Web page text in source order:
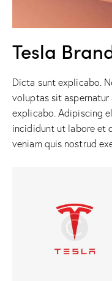
Tesla
Dicta sunt explicabo.
voluptas sit
explicabo. Adipiscing
incididunt ut labore et
veniam quis nostrud